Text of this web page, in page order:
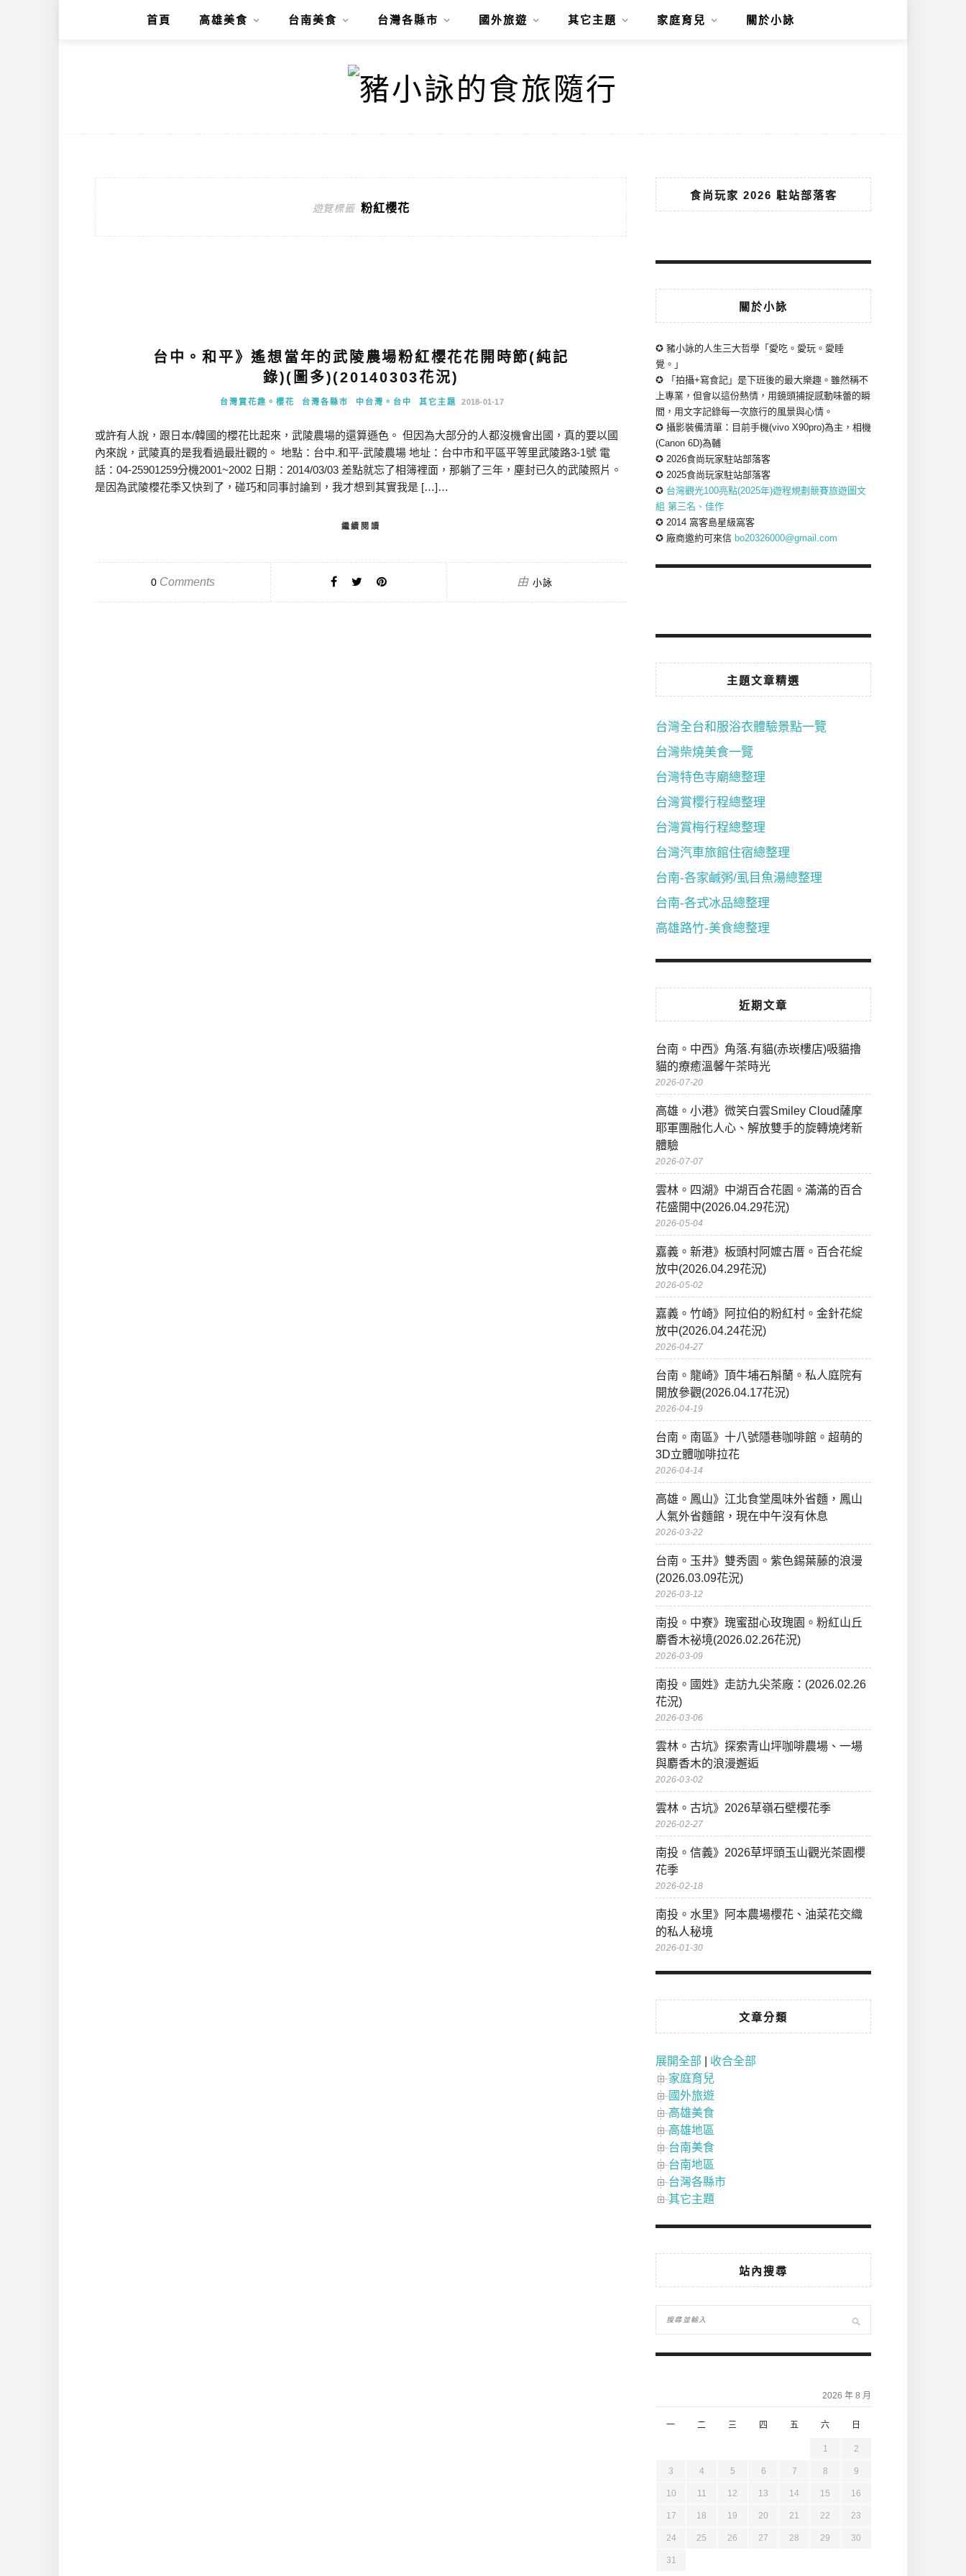
首頁 高雄美食 台南美食 台灣各縣市 國外旅遊 其它主題 家庭育兒 關於小詠
遊覽標籤 粉紅櫻花
台中。和平》遙想當年的武陵農場粉紅櫻花花開時節(純記
錄)(圖多)(20140303花況)
台灣賞花趣。櫻花 台灣各縣市 中台灣。台中 其它主題 2018-01-17
或許有人說，跟日本/韓國的櫻花比起來，武陵農場的還算遜色。 但因為大部分的人都沒機會出國，真的要以國
內來說，武陵真的是我看過最壯觀的。 地點：台中.和平-武陵農場 地址：台中市和平區平等里武陵路3-1號 電
話：04-25901259分機2001~2002 日期：2014/03/03 差點就忘了相簿裡面，那躺了三年，塵封已久的武陵照片。
是因為武陵櫻花季又快到了，碰巧和同事討論到，我才想到其實我是 […]…
繼續閱讀
0Comments 由 小詠
食尚玩家 2026 駐站部落客
關於小詠
✪ 豬小詠的人生三大哲學「愛吃。愛玩。愛睡
覺。」
✪ 「拍攝+寫食記」是下班後的最大樂趣。雖然稱不
上專業，但會以這份熱情，用鏡頭捕捉感動味蕾的瞬
間，用文字記錄每一次旅行的風景與心情。
✪ 攝影裝備清單：目前手機(vivo X90pro)為主，相機
(Canon 6D)為輔
✪ 2026食尚玩家駐站部落客
✪ 2025食尚玩家駐站部落客
✪ 台灣觀光100亮點(2025年)遊程規劃競賽旅遊圖文
組 第三名、佳作
✪ 2014 窩客島星級窩客
✪ 廠商邀約可來信 bo20326000@gmail.com
主題文章精選
台灣全台和服浴衣體驗景點一覽
台灣柴燒美食一覽
台灣特色寺廟總整理
台灣賞櫻行程總整理
台灣賞梅行程總整理
台灣汽車旅館住宿總整理
台南-各家鹹粥/虱目魚湯總整理
台南-各式冰品總整理
高雄路竹-美食總整理
近期文章
台南。中西》角落.有貓(赤崁樓店)吸貓擼
貓的療癒溫馨午茶時光
2026-07-20
高雄。小港》微笑白雲Smiley Cloud薩摩
耶軍團融化人心、解放雙手的旋轉燒烤新
體驗
2026-07-07
雲林。四湖》中湖百合花園。滿滿的百合
花盛開中(2026.04.29花況)
2026-05-04
嘉義。新港》板頭村阿嬤古厝。百合花綻
放中(2026.04.29花況)
2026-05-02
嘉義。竹崎》阿拉伯的粉紅村。金針花綻
放中(2026.04.24花況)
2026-04-27
台南。龍崎》頂牛埔石斛蘭。私人庭院有
開放參觀(2026.04.17花況)
2026-04-19
台南。南區》十八號隱巷咖啡館。超萌的
3D立體咖啡拉花
2026-04-14
高雄。鳳山》江北食堂風味外省麵，鳳山
人氣外省麵館，現在中午沒有休息
2026-03-22
台南。玉井》雙秀園。紫色錫葉藤的浪漫
(2026.03.09花況)
2026-03-12
南投。中寮》瑰蜜甜心玫瑰園。粉紅山丘
麝香木祕境(2026.02.26花況)
2026-03-09
南投。國姓》走訪九尖茶廠：(2026.02.26
花況)
2026-03-06
雲林。古坑》探索青山坪咖啡農場、一場
與麝香木的浪漫邂逅
2026-03-02
雲林。古坑》2026草嶺石壁櫻花季
2026-02-27
南投。信義》2026草坪頭玉山觀光茶園櫻
花季
2026-02-18
南投。水里》阿本農場櫻花、油菜花交織
的私人秘境
2026-01-30
文章分類
展開全部
收合全部
家庭育兒
國外旅遊
高雄美食
高雄地區
台南美食
台南地區
台灣各縣市
其它主題
站內搜尋
2026 年 8 月
一 二 三 四 五 六 日
1 2
3 4 5 6 7 8 9
10 11 12 13 14 15 16
17 18 19 20 21 22 23
24 25 26 27 28 29 30
31